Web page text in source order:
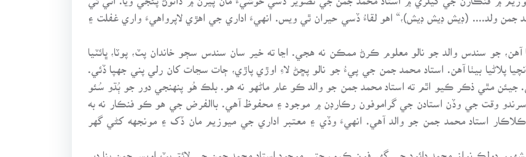
جمن ولد.... (ڊيش ڊيش ڊيش)،“ اهو لقاءُ ڏسي حيران ٿي ويس. انهيءَ اداري جي اهڙي لاپرواهيءَ واري غفلت ۽
جو سندس والد جو نالو معلوم ڪرڻ ممڪن نه هجي. اڃا ته خير سان سندس سڄو خاندان پٽ، پوٽا، ڀائٽيا
پلاڻيا بيٺا آهن. استاد محمد جمن جي پيءُ جو نالو پڇڻ لاءِ اوڙي پاڙي، ڄات سڃات کان رلي پني جهپا ڏئي.
مٿي ذڪر ڪيو اٿم ته استاد محمد جمن جو والد ڪو عام ماڻهو نه هو. بلڪ هُو پنهنجي دور جو ٻُڌو سُئو
سرندو وقت جي وڏن استادن جي گراموفون رڪارڊن ۾ موجود ۽ محفوظ آهي. باالفرض جي هو ڪو فنڪار نه به
استاد محمد جمن جو والد آهي. انهيءَ وڏي ۽ معتبر اداري جي ميوزيم مان ڏک ۽ مونجهه کڻي گهر
ڍولڪ نواز محمد دائود جي گهر فون ڪيم، جتي موجود استاد محمد جمن جي لائق پٽ اويس جمن بنا دير